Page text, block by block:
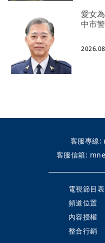
愛女
中市
客服專線:
客服信箱:
電視節目表
頻道位置
內容授權
整合行銷